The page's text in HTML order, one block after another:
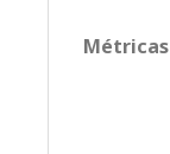
Métricas